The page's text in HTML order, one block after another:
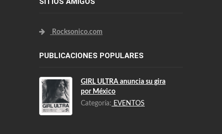
Rocksonico.com
PUBLICACIONES POPULARES
GIRL ULTRA anuncia su gira
por México
Categoría: EVENTOS